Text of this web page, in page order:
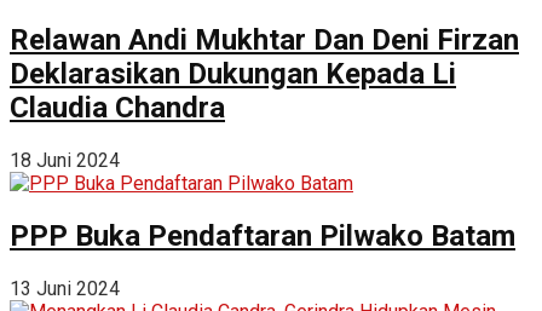
Relawan Andi Mukhtar Dan Deni Firzan
Deklarasikan Dukungan Kepada Li
Claudia Chandra
18 Juni 2024
PPP Buka Pendaftaran Pilwako Batam
13 Juni 2024